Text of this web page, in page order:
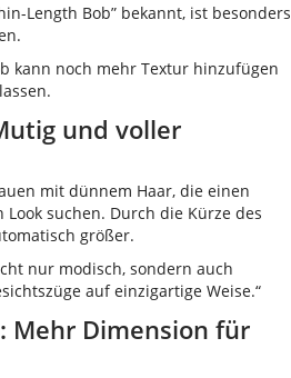
Length Bob” bekannt, ist besonders
kann noch mehr Textur hinzufügen
und voller
mit dünnem Haar, die einen
suchen. Durch die Kürze des
größer.
nur modisch, sondern auch
auf einzigartige Weise.“
Mehr Dimension für